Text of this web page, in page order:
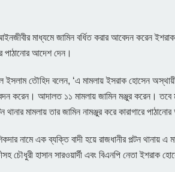
মাধ্যমে জামিন বর্ধিত করার আবেদন করেন
পাঠানোর আদেশ দেন।
ইসলাম তৌহিদ বলেন, ‘এ মামলায় ইসরাক হোসেন
করেন। আদালত ১১ মামলায় জামিন মঞ্জুর করেন। তবে
থানার মামলায় তার জামিন নামঞ্জুর করে কারাগারে
নামে এক ব্যক্তি বাদী হয়ে রাজধানীর পল্টন থানায় এ
চৌধুরী হাসান সারওয়ার্দী এবং বিএনপি নেতা ইশরাক